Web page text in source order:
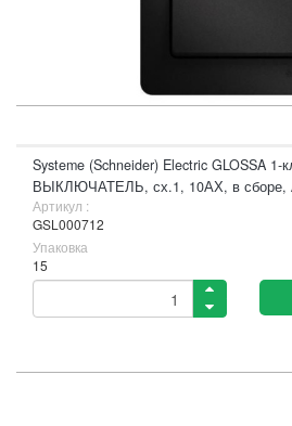
Systeme (Schneider) Electric GLOSSA 1-
ВЫКЛЮЧАТЕЛЬ, сх.1, 10АХ, в
Артикул :
GSL000712
Упаковка
15